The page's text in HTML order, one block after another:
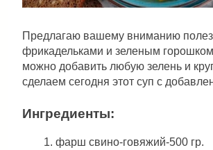
Предлагаю вашему вниманию
фрикадельками и зеленым
можно добавить любую зелень и
сделаем сегодня этот суп с
Ингредиенты:
фарш свино-говяжий-500 гр.